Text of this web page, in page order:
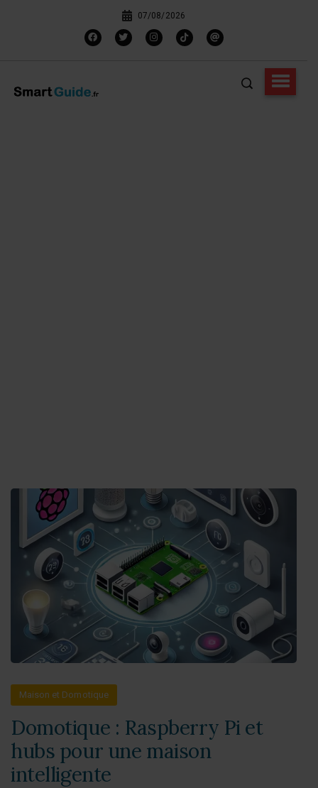
07/08/2026
Maison et Domotique
Domotique : Raspberry Pi et
hubs pour une maison
intelligente